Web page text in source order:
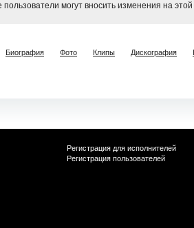
могут вносить изменения на
Биография Фото Клипы Дискография
Регистрация для исполнителей
Регистрация пользователей